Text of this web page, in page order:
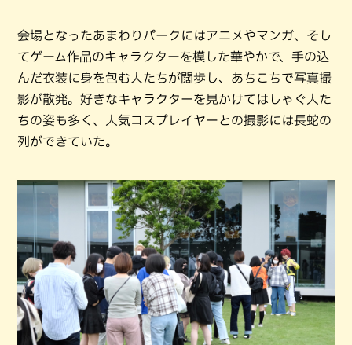
会場となったあまわりパークにはアニメやマンガ、そし
てゲーム作品のキャラクターを模した華やかで、手の込
んだ衣装に身を包む人たちが闊歩し、あちこちで写真撮
影が散発。好きなキャラクターを見かけてはしゃぐ人た
ちの姿も多く、人気コスプレイヤーとの撮影には長蛇の
列ができていた。